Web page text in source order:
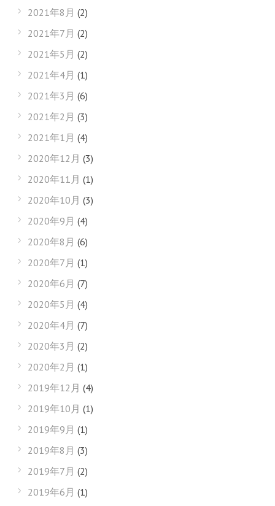
2021年8月 (2)
2021年7月 (2)
2021年5月 (2)
2021年4月 (1)
2021年3月 (6)
2021年2月 (3)
2021年1月 (4)
2020年12月 (3)
2020年11月 (1)
2020年10月 (3)
2020年9月 (4)
2020年8月 (6)
2020年7月 (1)
2020年6月 (7)
2020年5月 (4)
2020年4月 (7)
2020年3月 (2)
2020年2月 (1)
2019年12月 (4)
2019年10月 (1)
2019年9月 (1)
2019年8月 (3)
2019年7月 (2)
2019年6月 (1)